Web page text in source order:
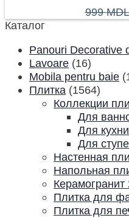
999MDL
Каталог
Panouri Decorative
Lavoare (16)
Mobila pentru baie
Плитка (1564)
Коллекции
Для
Для кухни
Для
Настенная
Напольная
Плитка для
Плитка для